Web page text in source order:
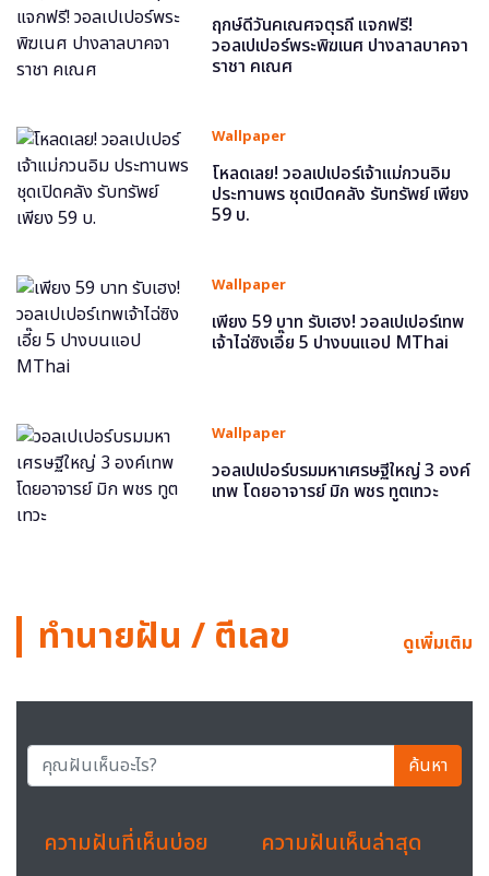
ฤกษ์ดีวันคเณศจตุรถี แจกฟรี!
วอลเปเปอร์พระพิฆเนศ ปางลาลบาคจา
ราชา คเณศ
Wallpaper
โหลดเลย! วอลเปเปอร์เจ้าแม่กวนอิม
ประทานพร ชุดเปิดคลัง รับทรัพย์ เพียง
59 บ.
Wallpaper
เพียง 59 บาท รับเฮง! วอลเปเปอร์เทพ
เจ้าไฉ่ซิงเอี๊ย 5 ปางบนแอป MThai
Wallpaper
วอลเปเปอร์บรมมหาเศรษฐีใหญ่ 3 องค์
เทพ โดยอาจารย์ มิก พชร ทูตเทวะ
ทำนายฝัน / ตีเลข ดูเพิ่มเติม
ค้นหา
ความฝันที่เห็นบ่อย ความฝันเห็นล่าสุด